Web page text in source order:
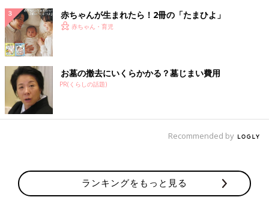
赤ちゃんが生まれたら！2冊の「たまひよ」
赤ちゃん・育児
お墓の撤去にいくらかかる？墓じまい費用
PR(くらしの話題)
Recommended by
ランキングをもっと見る